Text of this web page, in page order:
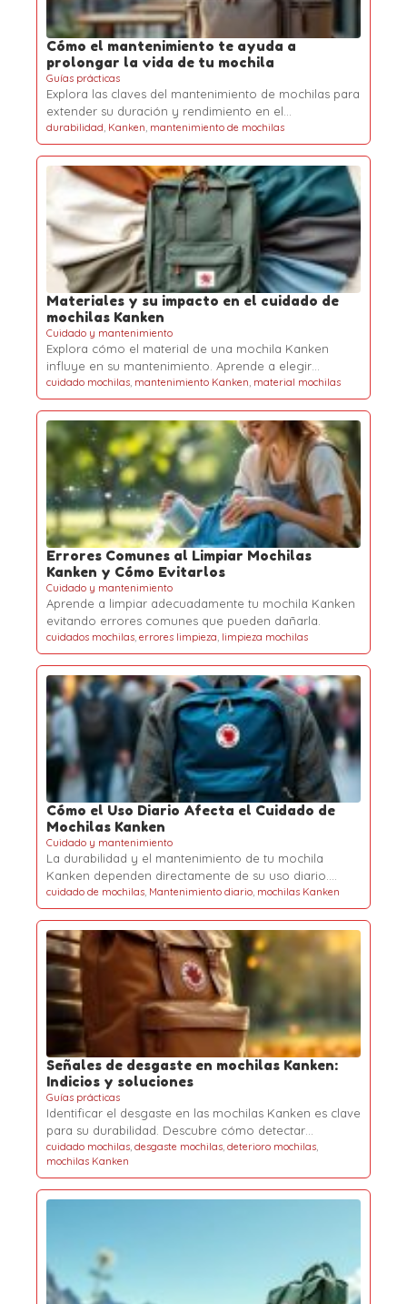
Cómo el mantenimiento te ayuda a
prolongar la vida de tu mochila
Guías prácticas
Explora las claves del mantenimiento de mochilas para
extender su duración y rendimiento en el…
durabilidad, Kanken, mantenimiento de mochilas
Materiales y su impacto en el cuidado de
mochilas Kanken
Cuidado y mantenimiento
Explora cómo el material de una mochila Kanken
influye en su mantenimiento. Aprende a elegir…
cuidado mochilas, mantenimiento Kanken, material mochilas
Errores Comunes al Limpiar Mochilas
Kanken y Cómo Evitarlos
Cuidado y mantenimiento
Aprende a limpiar adecuadamente tu mochila Kanken
evitando errores comunes que pueden dañarla.
cuidados mochilas, errores limpieza, limpieza mochilas
Cómo el Uso Diario Afecta el Cuidado de
Mochilas Kanken
Cuidado y mantenimiento
La durabilidad y el mantenimiento de tu mochila
Kanken dependen directamente de su uso diario.…
cuidado de mochilas, Mantenimiento diario, mochilas Kanken
Señales de desgaste en mochilas Kanken:
Indicios y soluciones
Guías prácticas
Identificar el desgaste en las mochilas Kanken es clave
para su durabilidad. Descubre cómo detectar…
cuidado mochilas, desgaste mochilas, deterioro mochilas,
mochilas Kanken